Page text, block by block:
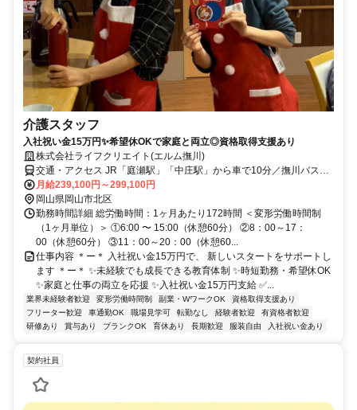
介護スタッフ
入社祝い金15万円✨希望休OKで家庭と両立◎資格取得支援あり
株式会社ライフクリエイト(エルム撫川)
交通・アクセス JR「庭瀬駅」「中庄駅」から車で10分／撫川バス
停・下撫川バス停より徒歩10分
月給239,100円～299,100円
岡山県岡山市北区
勤務時間詳細 総労働時間：1ヶ月あたり172時間 ＜変形労働時間制
（1ヶ月単位）＞ ①6:00 〜 15:00（休憩60分） ②8：00～17：
00（休憩60分） ③11：00～20：00（休憩60...
仕事内容 ＊ー＊ 入社祝い金15万円で、 新しいスタートをサポートし
ます ＊ー＊ ✨未経験でも成長できる教育体制 ✨時短勤務・希望休OK
✨家庭と仕事の両立を応援 ✨入社祝い金15万円支給 ✅...
業界未経験者歓迎 変形労働時間制 副業・WワークOK
資格取得支援あり
フリーター歓迎
車通勤OK 職場見学可 転勤なし 経験者歓迎
有資格者歓迎
研修あり
賞与あり ブランクOK 育休あり 長期歓迎 服装自由 入社祝い金あり
契約社員